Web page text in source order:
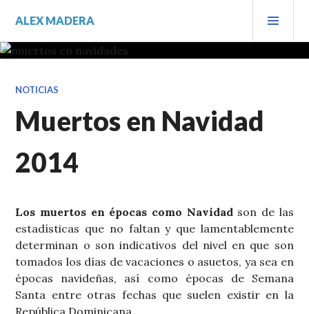
contenido.
ALEX MADERA
NOTICIAS
Muertos en Navidad
2014
Los muertos en épocas como Navidadson de las
estadísticas que no faltan y que lamentablemente
determinan o son indicativos del nivel en que son
tomados los días de vacaciones o asuetos, ya sea en
épocas navideñas, así como épocas de Semana
Santa entre otras fechas que suelen existir en la
República Dominicana